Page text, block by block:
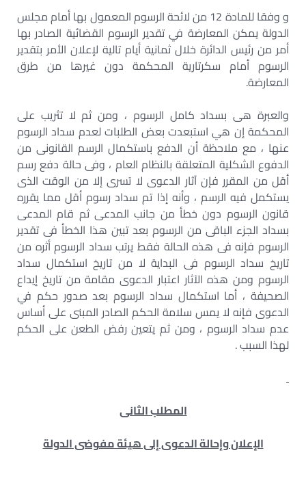
و وفقا للمادة 12 من لائحة الرسوم المعمول بها أمام مجلس
الدولة يمكن المعارضة في تقدير الرسوم القضائية الصادر بها
أمر من رئيس الدائرة خلال ثمانية أيام تالية لإعلان الأمر بتقدير
الرسوم أمام سكرتارية المحكمة دون غيرها من طرق
المعارضة.
والعبرة هى بسداد كامل الرسوم ، ومن ثم لا تثريب على
المحكمة إن هي استبعدت بعض الطلبات لعدم سداد الرسوم
عنها ، مع ملاحظة أن الدفع باستكمال الرسم القانونى من
الدفوع الشكلية المتعلقة بالنظام العام ، وفى حالة دفع رسم
أقل من المقرر فإن آثار الدعوى لا تسرى إلا من الوقت الذى
يستكمل فيه الرسم ، وأنه إذا تم سداد رسوم أقل مما يقرره
قانون الرسوم دون خطأ من جانب المدعى ثم قام المدعى
بسداد الجزء الباقى من الرسوم بعد تبين هذا الخطأ فى تقدير
الرسوم فإنه فى هذه الحالة فقط يرتب سداد الرسوم أثره من
تاريخ سداد الرسوم فى البداية لا من تاريخ استكمال سداد
الرسوم ومن هذه الآثار اعتبار الدعوى مقامة من تاريخ إيداع
الصحيفة ، أما استكمال سداد الرسوم بعد صدور حكم في
الدعوى فإنه لا يمس سلامة الحكم الصادر المبنى على أساس
عدم سداد الرسوم ، ومن ثم يتعين رفض الطعن على الحكم
لهذا السبب .
المطلب الثانى
الإعلان وإحالة الدعوى إلى هيئة مفوضى الدولة